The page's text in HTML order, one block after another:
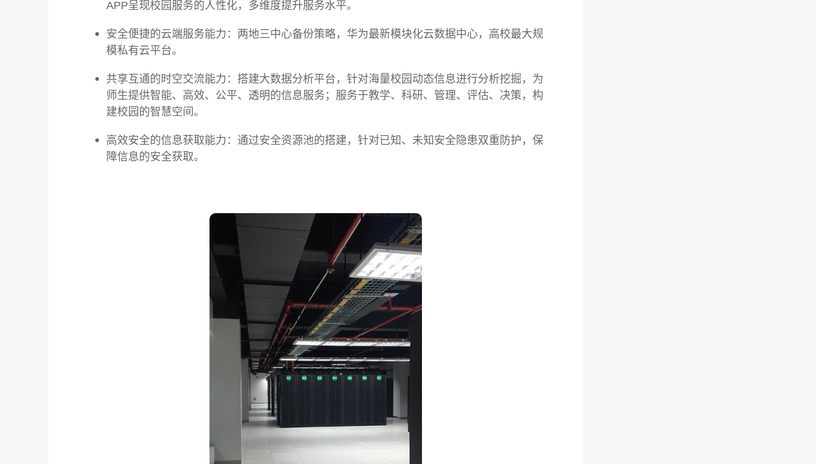
APP呈现校园服务的人性化，多维度提升服务水平。
安全便捷的云端服务能力：两地三中心备份策略，华为最新模块化云数据中心，高校最大规
模私有云平台。
共享互通的时空交流能力：搭建大数据分析平台，针对海量校园动态信息进行分析挖掘，为
师生提供智能、高效、公平、透明的信息服务；服务于教学、科研、管理、评估、决策，构
建校园的智慧空间。
高效安全的信息获取能力：通过安全资源池的搭建，针对已知、未知安全隐患双重防护，保
障信息的安全获取。